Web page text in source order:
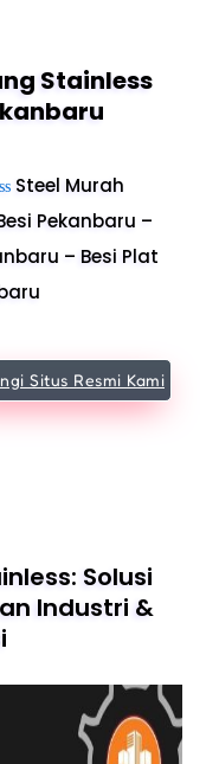
Stainless
Steel Murah
Pekanbaru –
– Besi Plat
Situs Resmi Kami
Solusi
Industri &